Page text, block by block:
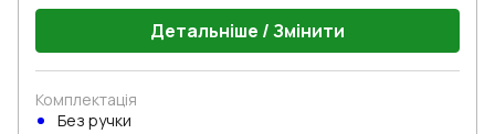
Детальніше / Змінити
Комплектація
Без ручки